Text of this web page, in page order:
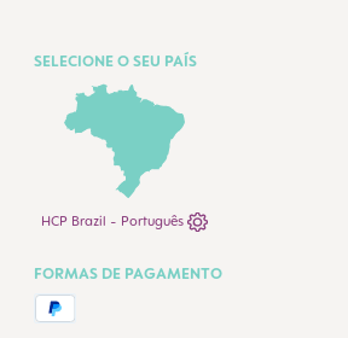
SELECIONE O SEU PAÍS
HCP Brazil - Português
FORMAS DE PAGAMENTO